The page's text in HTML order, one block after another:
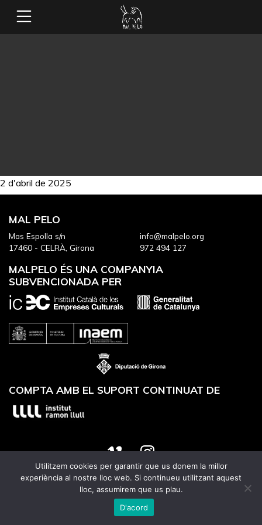
2 d'abril de 2025
MAL PELO
Mas Espolla s/n
17460 - CELRÀ, Girona
info@malpelo.org
972 494 127
MALPELO ÉS UNA COMPANYIA
SUBVENCIONADA PER
COMPTA AMB EL SUPORT CONTINUAT DE
Website designed byUtrans
Utilitzem cookies per garantir que us donem la millor
experiència al nostre lloc web. Si continueu utilitzant aquest
lloc, assumirem que us plau.
D'acord